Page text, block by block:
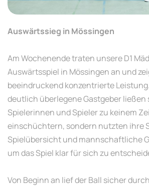
Auswärtssieg in Mössingen
Am Wochenende traten unsere D1
Auswärtsspiel in Mössingen an und
beeindruckend konzentrierte
deutlich überlegene Gastgeber ließen
Spielerinnen und Spieler zu keinem
einschüchtern, sondern nutzten ihre
Spielübersicht und mannschaftliche
um das Spiel klar für sich zu
Von Beginn an lief der Ball sicher